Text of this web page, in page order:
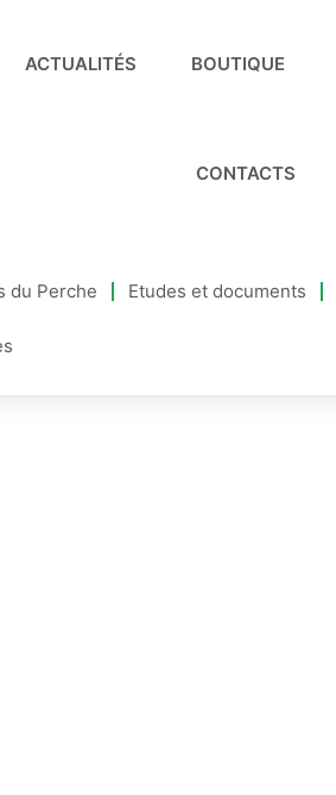
ACTUALITÉS BOUTIQUE
CONTACTS
du Perche Etudes et documents